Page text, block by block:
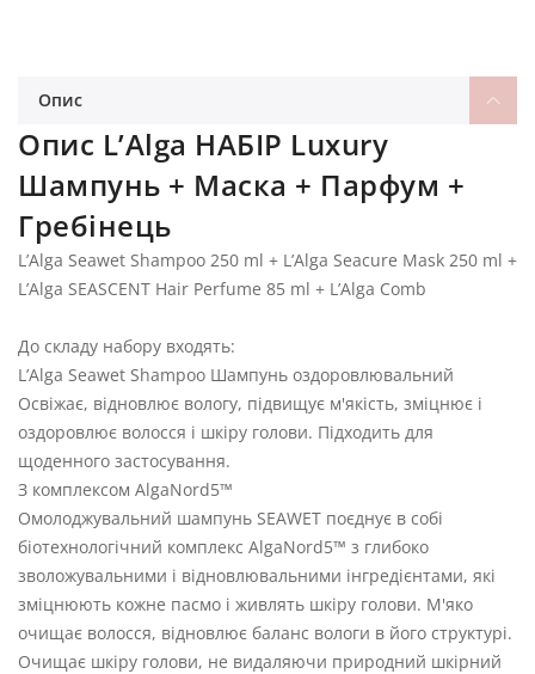
Опис
Опис L’Alga НАБІР Luxury
Шампунь + Маска + Парфум +
Гребінець
L’Alga Seawet Shampoo 250 ml + L’Alga Seacure Mask 250 ml +
L’Alga SEASCENT Hair Perfume 85 ml + L’Alga Comb
До складу набору входять:
L’Alga Seawet Shampoo Шампунь оздоровлювальний
Освіжає, відновлює вологу, підвищує м'якість, зміцнює і
оздоровлює волосся і шкіру голови. Підходить для
щоденного застосування.
З комплексом AlgaNord5™
Омолоджувальний шампунь SEAWET поєднує в собі
біотехнологічний комплекс AlgaNord5™ з глибоко
зволожувальними і відновлювальними інгредієнтами, які
зміцнюють кожне пасмо і живлять шкіру голови. М'яко
очищає волосся, відновлює баланс вологи в його структурі.
Очищає шкіру голови, не видаляючи природний шкірний